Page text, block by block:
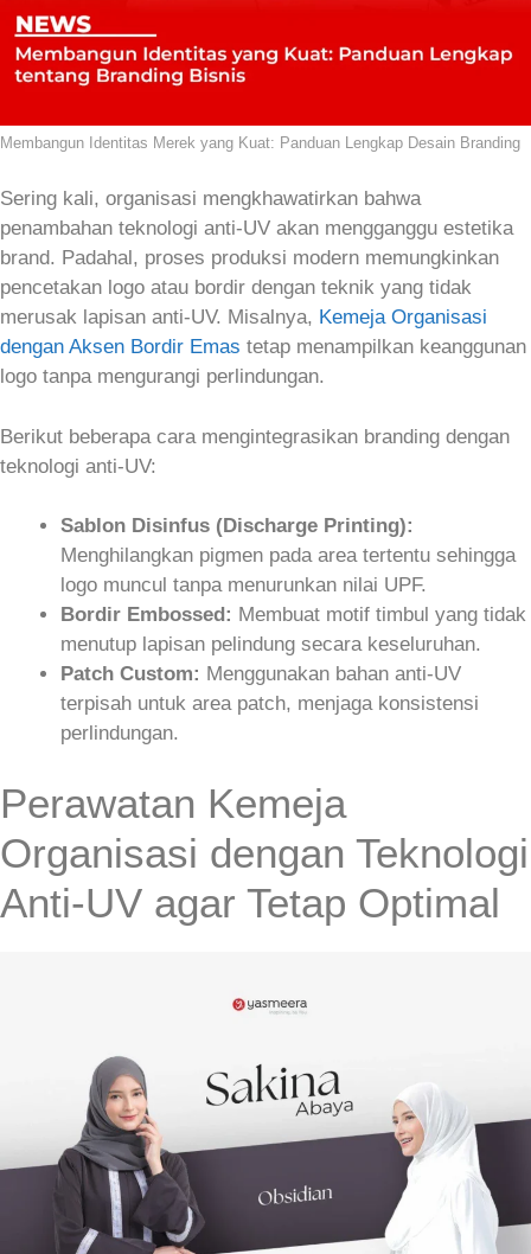
Membangun Identitas Merek yang Kuat: Panduan Lengkap Desain Branding
Sering kali, organisasi mengkhawatirkan bahwa
penambahan teknologi anti‑UV akan mengganggu estetika
brand. Padahal, proses produksi modern memungkinkan
pencetakan logo atau bordir dengan teknik yang tidak
merusak lapisan anti‑UV. Misalnya, Kemeja Organisasi
dengan Aksen Bordir Emas tetap menampilkan keanggunan
logo tanpa mengurangi perlindungan.
Berikut beberapa cara mengintegrasikan branding dengan
teknologi anti‑UV:
Sablon Disinfus (Discharge Printing):
Menghilangkan pigmen pada area tertentu sehingga
logo muncul tanpa menurunkan nilai UPF.
Bordir Embossed: Membuat motif timbul yang tidak
menutup lapisan pelindung secara keseluruhan.
Patch Custom: Menggunakan bahan anti‑UV
terpisah untuk area patch, menjaga konsistensi
perlindungan.
Perawatan Kemeja
Organisasi dengan Teknologi
Anti-UV agar Tetap Optimal